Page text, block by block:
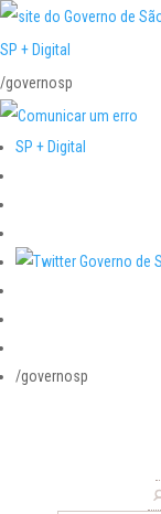
SP + Digital
/governosp
SP + Digital
/governosp